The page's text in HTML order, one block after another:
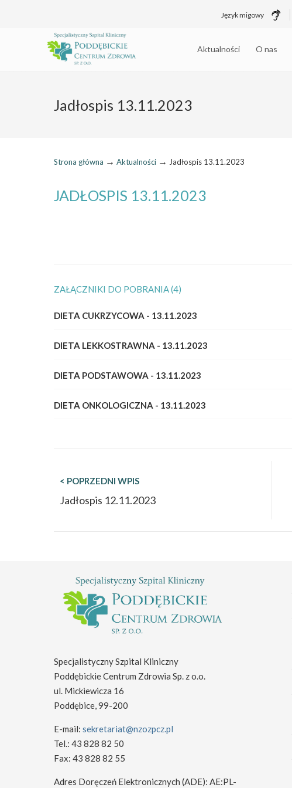
Język migowy
Aktualności O nas
Jadłospis 13.11.2023
Strona główna → Aktualności → Jadłospis 13.11.2023
JADŁOSPIS 13.11.2023
ZAŁĄCZNIKI DO POBRANIA (4)
DIETA CUKRZYCOWA - 13.11.2023
DIETA LEKKOSTRAWNA - 13.11.2023
DIETA PODSTAWOWA - 13.11.2023
DIETA ONKOLOGICZNA - 13.11.2023
< POPRZEDNI WPIS
Jadłospis 12.11.2023
Specjalistyczny Szpital Kliniczny
Poddębickie Centrum Zdrowia Sp. z o.o.
ul. Mickiewicza 16
Poddębice, 99-200
E-mail: sekretariat@nzozpcz.pl
Tel.: 43 828 82 50
Fax: 43 828 82 55
Adres Doręczeń Elektronicznych (ADE): AE:PL-